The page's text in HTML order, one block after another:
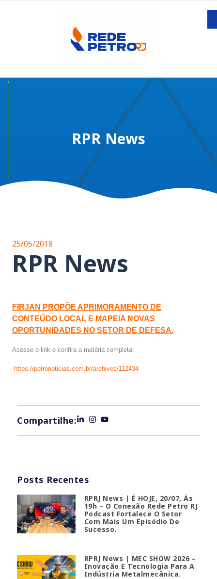
RPR News
25/05/2018
RPR News
FIRJAN PROPÕE APRIMORAMENTO DE
CONTEÚDO LOCAL E MAPEIA NOVAS
OPORTUNIDADES NO SETOR DE DEFESA.
Acesse o link e confira a matéria completa:
https://petronoticias.com.br/archives/112434
Compartilhe:
Posts Recentes
RPRJ News | É HOJE, 20/07, Às
19h – O Conexão Rede Petro RJ
Podcast Fortalece O Setor
Com Mais Um Episódio De
Sucesso.
RPRJ News | MEC SHOW 2026 –
Inovação E Tecnologia Para A
Indústria Metalmecânica.